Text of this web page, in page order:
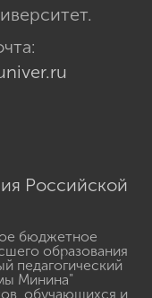
Российской
бюджетное
образования
педагогический
Минина"
обучающихся и